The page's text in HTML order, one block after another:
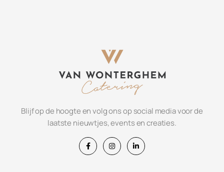
Blijf op de hoogte en volg ons op social media voor de
laatste nieuwtjes, events en creaties.